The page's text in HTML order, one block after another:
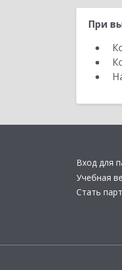
При
Вход для
Учебная
Стать